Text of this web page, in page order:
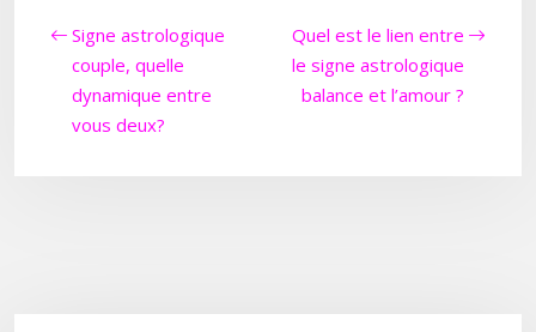
Signe astrologique
couple, quelle
dynamique entre
vous deux?
Quel est le lien entre
le signe astrologique
balance et l’amour ?